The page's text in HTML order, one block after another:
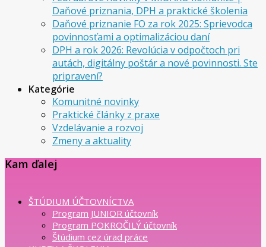
Daňové priznania, DPH a praktické školenia
Daňové priznanie FO za rok 2025: Sprievodca
povinnosťami a optimalizáciou daní
DPH a rok 2026: Revolúcia v odpočtoch pri
autách, digitálny poštár a nové povinnosti. Ste
pripravení?
Kategórie
Komunitné novinky
Praktické články z praxe
Vzdelávanie a rozvoj
Zmeny a aktuality
Kam ďalej
ŠTÚDIUM ÚČTOVNÍCTVA
Program JUNIOR účtovník
Program POKROČILÝ účtovník
Štúdium cez úrad práce